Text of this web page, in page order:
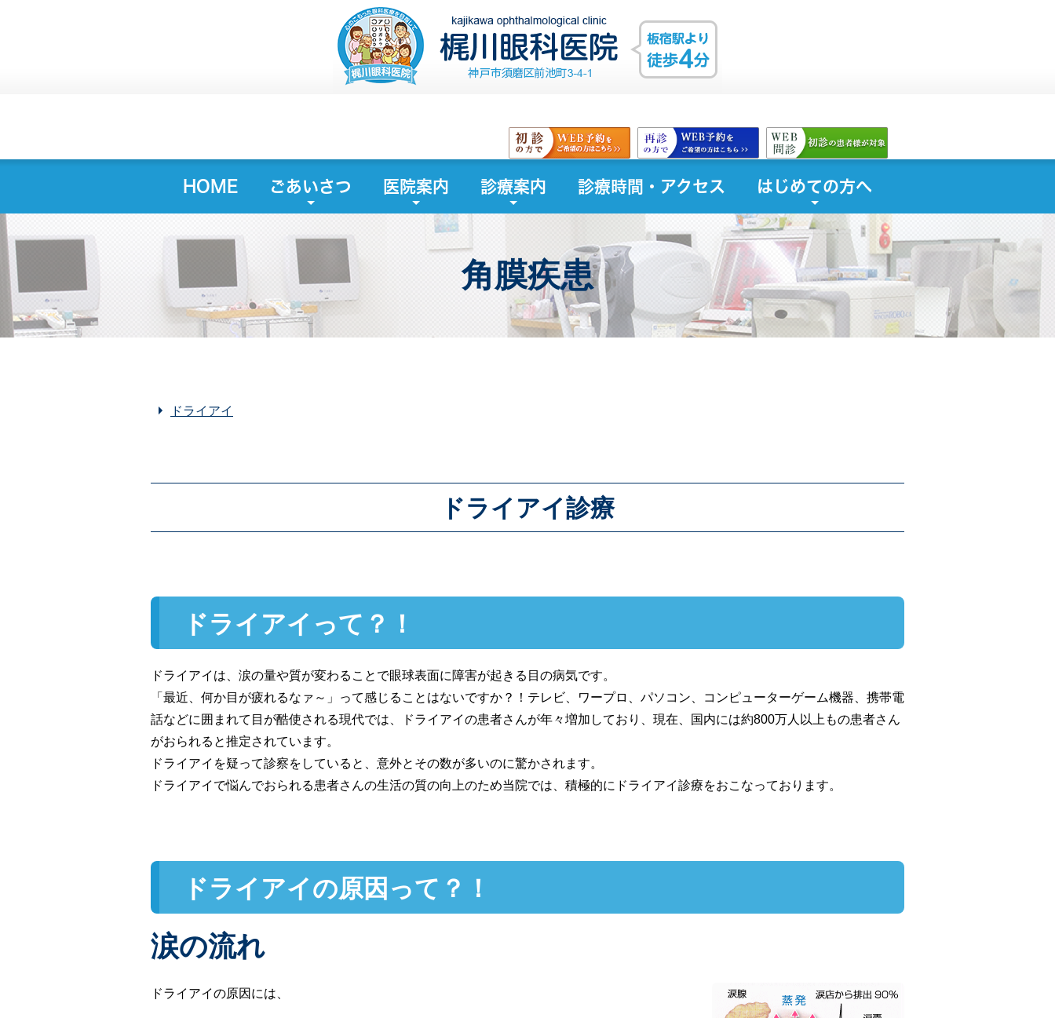
HOME ごあいさつ 医院案内 診療案内 診療時間・アクセス はじめての方へ
角膜疾患
ドライアイ
ドライアイ診療
ドライアイって？！
ドライアイは、涙の量や質が変わることで眼球表面に障害が起きる目の病気です。
「最近、何か目が疲れるなァ～」って感じることはないですか？！テレビ、ワープロ、パソコン、コンピューターゲーム機器、携帯電
話などに囲まれて目が酷使される現代では、ドライアイの患者さんが年々増加しており、現在、国内には約800万人以上もの患者さん
がおられると推定されています。
ドライアイを疑って診察をしていると、意外とその数が多いのに驚かされます。
ドライアイで悩んでおられる患者さんの生活の質の向上のため当院では、積極的にドライアイ診療をおこなっております。
ドライアイの原因って？！
涙の流れ
ドライアイの原因には、